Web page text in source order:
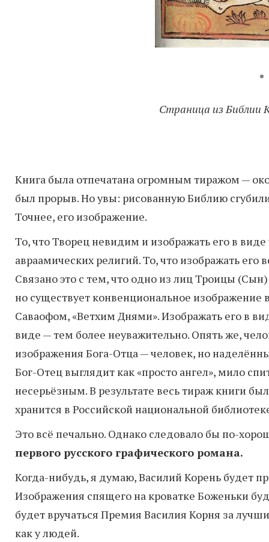
Страница из Библии
Книга была отпечатана огромным тиражом —
был прорыв. Но увы: рисованную Библию
Точнее, его изображение.
То, что Творец невидим и изображать его в
авраамических религий. То, что изображать его
Связано это с тем, что одно из лиц Троицы
но существует конвенциональное
Саваофом, «Ветхим Днями». Изображать его в
виде — тем более неуважительно. Опять же,
изображения Бога-Отца — человек, но
Бог-Отец выглядит как «просто ангел», мило
несерьёзным. В результате весь тираж книги
хранится в Российской национальной
Это всё печально. Однако следовало бы по-
первого русского графического романа.
Когда-нибудь, я думаю, Василий Корень будет
Изображения спящего на кроватке Боженьки
будет вручаться Премия Василия Корня за
как у людей.